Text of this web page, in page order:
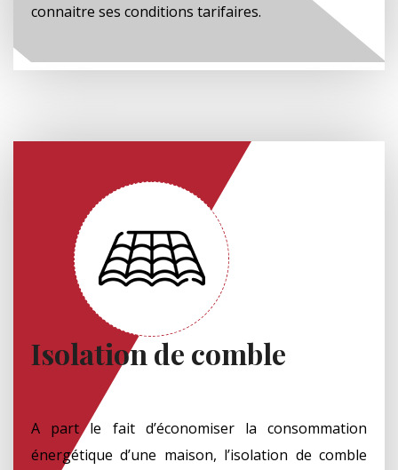
connaitre ses conditions tarifaires.
Isolation de comble
A part le fait d’économiser la consommation
énergétique d’une maison, l’isolation de comble